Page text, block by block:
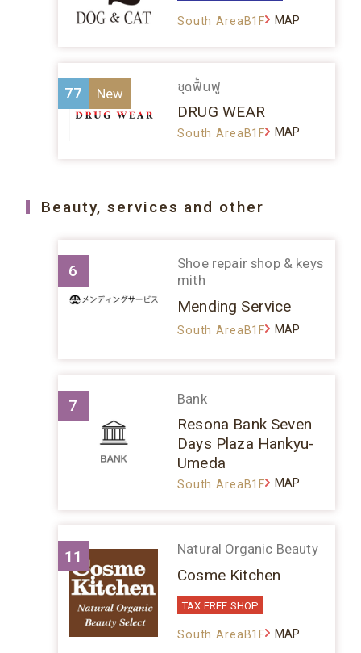
South AreaB1F MAP
77 ชุดฟื้นฟู
DRUG WEAR
South AreaB1F MAP
Beauty, services and other
6
Shoe repair shop & keys
mith
Mending Service
South AreaB1F MAP
7 Bank
Resona Bank Seven
Days Plaza Hankyu-
Umeda
South AreaB1F MAP
11 Natural Organic Beauty
Cosme Kitchen
TAX FREE SHOP
South AreaB1F MAP